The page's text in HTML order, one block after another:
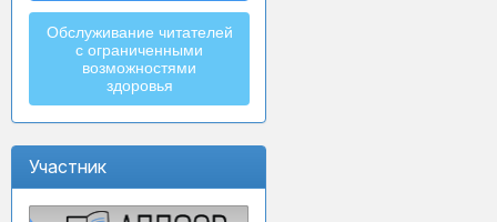
Обслуживание читателей
с ограниченными
возможностями
здоровья
Участник